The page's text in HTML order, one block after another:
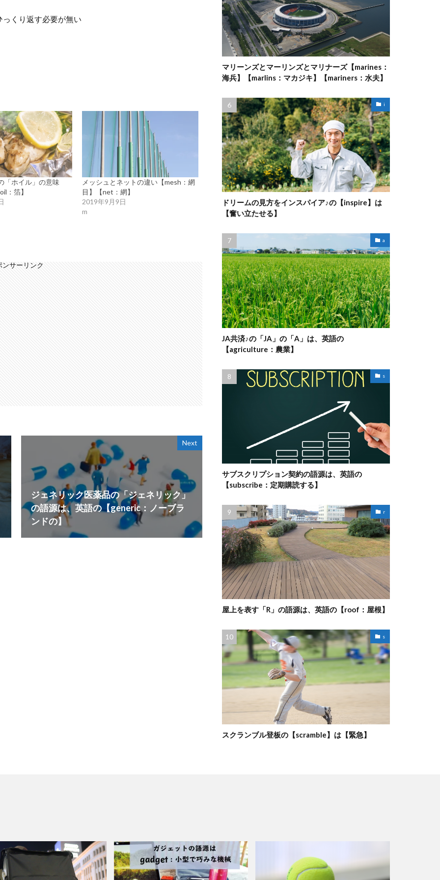
くり返す必要が無い
「ホイル」の意味
：箔】
メッシュとネットの違い【mesh：網
目】【net：網】
2019年9月9日
m
ンサーリンク
Next
ジェネリック医薬品の「ジェネリック」
の語源は、英語の【generic：ノーブラ
ンドの】
マリーンズとマーリンズとマリナーズ【marines：
海兵】【marlins：マカジキ】【mariners：水夫】
i
ドリームの見方をインスパイア♪の【inspire】は
【奮い立たせる】
a
JA共済♪の「JA」の「A」は、英語の
【agriculture：農業】
s
サブスクリプション契約の語源は、英語の
【subscribe：定期購読する】
r
屋上を表す「R」の語源は、英語の【roof：屋根】
s
スクランブル登板の【scramble】は【緊急】